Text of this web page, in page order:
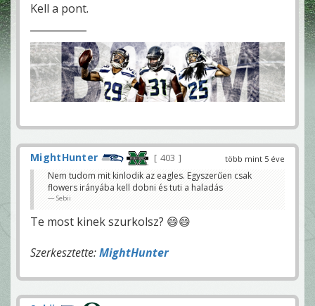
Kell a pont.
több mint 5 éve
MightHunter
403
Nem tudom mit kinlodik az eagles. Egyszerűen csak
flowers irányába kell dobni és tuti a haladás
Sebii
Te most kinek szurkolsz? 😄😄
Szerkesztette:MightHunter